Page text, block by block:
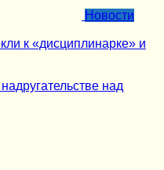
Новости
к «дисциплинарке» и
над